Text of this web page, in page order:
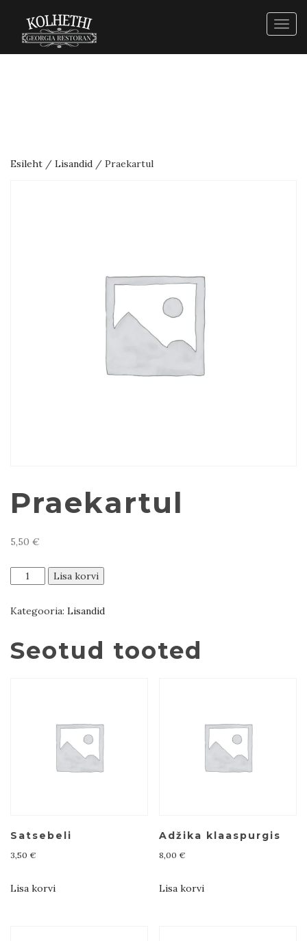
Esileht / Lisandid / Praekartul
Praekartul
5,50 €
Praekartul
kogus
Lisa korvi
Kategooria: Lisandid
Seotud tooted
Satsebeli
3,50 €
Lisa korvi
Adžika klaaspurgis
8,00 €
Lisa korvi